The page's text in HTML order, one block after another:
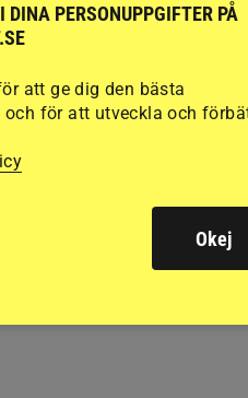
PERSONUPPGIFTER PÅ
att ge dig den bästa
och för att utveckla och
Okej